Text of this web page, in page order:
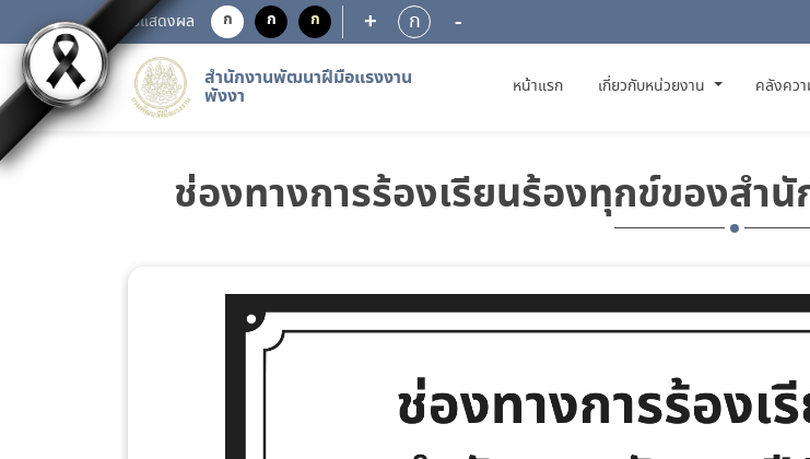
การแสดงผล ก ก ก + ก -
สำนักงานพัฒนาฝีมือแรงงาน
พังงา หน้าแรก(CURRENT)
เกี่ยวกับหน่วยงาน คลังคว
ช่องทางการร้องเรียนร้องทุกข์ของส